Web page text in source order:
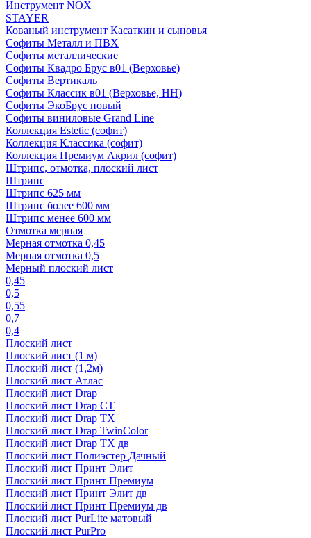
Инструмент NOX
STAYER
Кованый инструмент Касаткин и сыновья
Софиты Металл и ПВХ
Софиты металлические
Софиты Квадро Брус в01 (Верховье)
Софиты Вертикаль
Софиты Классик в01 (Верховье, НН)
Софиты ЭкоБрус новый
Софиты виниловые Grand Line
Коллекция Estetic (софит)
Коллекция Классика (софит)
Коллекция Премиум Акрил (софит)
Штрипс, отмотка, плоский лист
Штрипс
Штрипс 625 мм
Штрипс более 600 мм
Штрипс менее 600 мм
Отмотка мерная
Мерная отмотка 0,45
Мерная отмотка 0,5
Мерный плоский лист
0,45
0,5
0,55
0,7
0,4
Плоский лист
Плоский лист (1 м)
Плоский лист (1,2м)
Плоский лист Атлас
Плоский лист Drap
Плоский лист Drap СТ
Плоский лист Drap TX
Плоский лист Drap TwinColor
Плоский лист Drap ТХ дв
Плоский лист Полиэстер Дачный
Плоский лист Принт Элит
Плоский лист Принт Премиум
Плоский лист Принт Элит дв
Плоский лист Принт Премиум дв
Плоский лист PurLite матовый
Плоский лист PurPro